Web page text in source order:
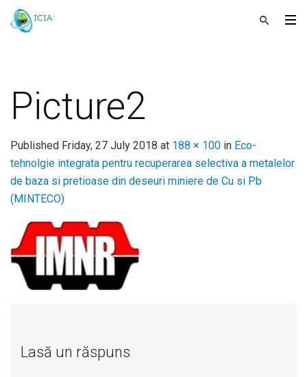
Picture2
Published Friday, 27 July 2018 at 188 × 100 in Eco-
tehnolgie integrata pentru recuperarea selectiva a metalelor
de baza si pretioase din deseuri miniere de Cu si Pb
(MINTECO)
Lasă un răspuns